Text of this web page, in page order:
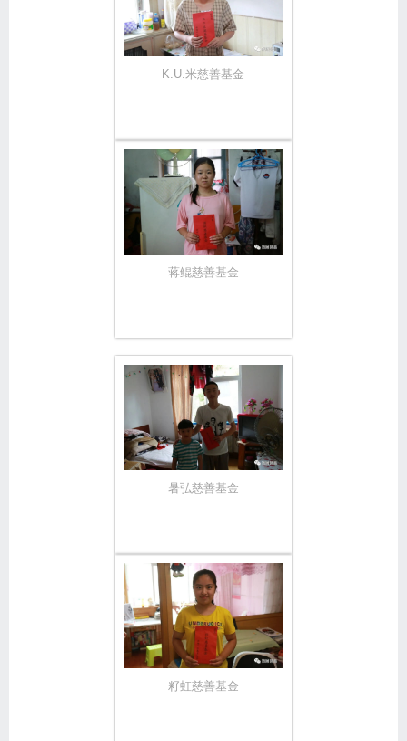
K.U.米慈善基金
蒋鲲慈善基金
暑弘慈善基金
籽虹慈善基金